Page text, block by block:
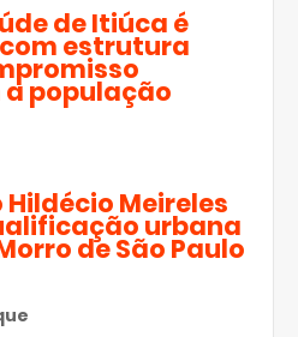
de Itiúca é
estrutura
população
Hildécio Meireles
urbana
de São Paulo